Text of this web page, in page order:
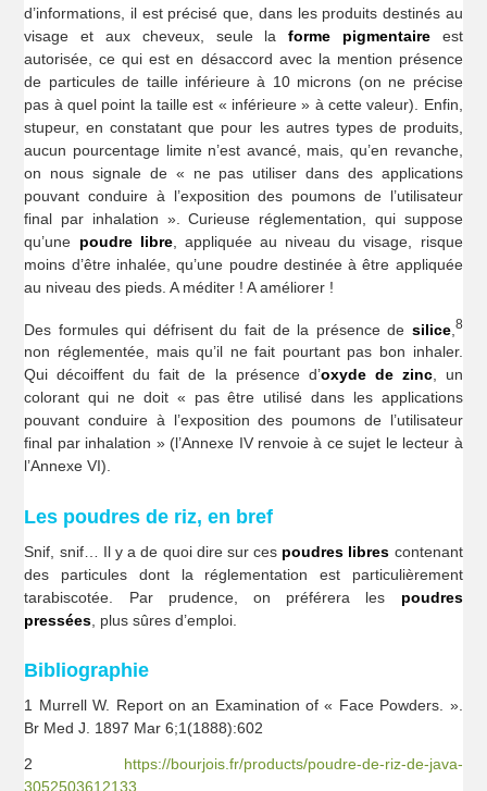
d’informations, il est précisé que, dans les produits destinés au
visage et aux cheveux, seule laforme pigmentaireest
autorisée, ce qui est en désaccord avec la mention présence
de particules de taille inférieure à 10 microns (on ne précise
pas à quel point la taille est « inférieure » à cette valeur). Enfin,
stupeur, en constatant que pour les autres types de produits,
aucun pourcentage limite n’est avancé, mais, qu’en revanche,
on nous signale de « ne pas utiliser dans des applications
pouvant conduire à l’exposition des poumons de l’utilisateur
final par inhalation ». Curieuse réglementation, qui suppose
qu’une poudre libre, appliquée au niveau du visage, risque
moins d’être inhalée, qu’une poudre destinée à être appliquée
au niveau des pieds. A méditer ! A améliorer !
Des formules qui défrisent du fait de la présence de silice, 8
non réglementée, mais qu’il ne fait pourtant pas bon inhaler.
Qui décoiffent du fait de la présence d’oxyde de zinc, un
colorant qui ne doit « pas être utilisé dans les applications
pouvant conduire à l’exposition des poumons de l’utilisateur
final par inhalation » (l’Annexe IV renvoie à ce sujet le lecteur à
l’Annexe VI).
Les poudres de riz, en bref
Snif, snif… Il y a de quoi dire sur ces poudres libres contenant
des particules dont la réglementation est particulièrement
tarabiscotée. Par prudence, on préférera les poudres
pressées , plus sûres d’emploi.
Bibliographie
1 Murrell W. Report on an Examination of « Face Powders. ».
Br Med J. 1897 Mar 6;1(1888):602
2 https://bourjois.fr/products/poudre-de-riz-de-java-
3052503612133